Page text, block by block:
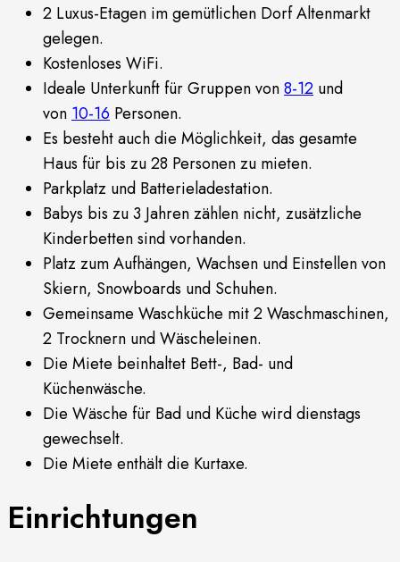
2 Luxus-Etagen im gemütlichen Dorf Altenmarkt
gelegen.
Kostenloses WiFi.
Ideale Unterkunft für Gruppen von8-12 und
von 10-16 Personen.
Es besteht auch die Möglichkeit, das gesamte
Haus für bis zu 28 Personen zu mieten.
Parkplatz und Batterieladestation.
Babys bis zu 3 Jahren zählen nicht, zusätzliche
Kinderbetten sind vorhanden.
Platz zum Aufhängen, Wachsen und Einstellen von
Skiern, Snowboards und Schuhen.
Gemeinsame Waschküche mit 2 Waschmaschinen,
2 Trocknern und Wäscheleinen.
Die Miete beinhaltet Bett-, Bad- und
Küchenwäsche.
Die Wäsche für Bad und Küche wird dienstags
gewechselt.
Die Miete enthält die Kurtaxe.
Einrichtungen